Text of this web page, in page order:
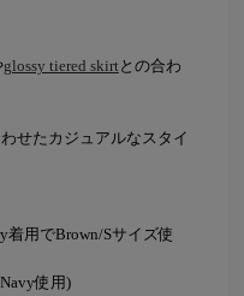
glossy tiered skirtとの合わ
せたカジュアルなスタイ
着用でBrown/Sサイズ使
使用)